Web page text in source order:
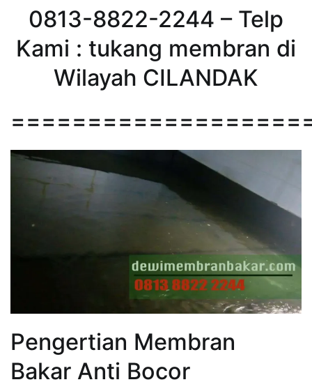
0813-8822-2244 – Telp
Kami : tukang membran di
Wilayah CILANDAK
Pengertian Membran
Bakar Anti Bocor